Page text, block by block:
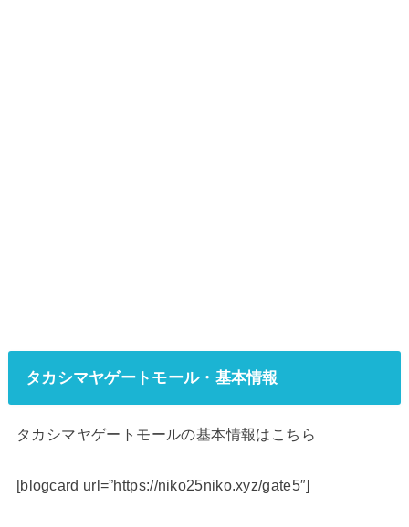
タカシマヤゲートモール・基本情報
タカシマヤゲートモールの基本情報はこちら
[blogcard url=”https://niko25niko.xyz/gate5″]